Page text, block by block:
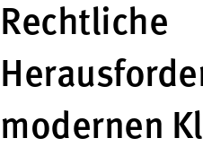
Rechtliche
modernen